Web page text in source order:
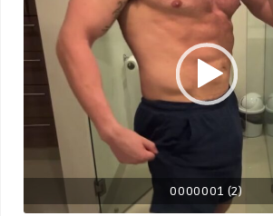
0000001 (2)